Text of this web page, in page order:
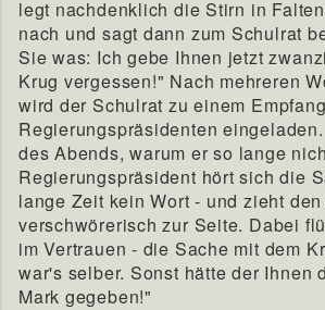
legt nachdenklich die Stirn in
nach und sagt dann zum Schulrat
Sie was: Ich gebe Ihnen jetzt
Krug vergessen!" Nach mehreren
wird der Schulrat zu einem
Regierungspräsidenten
des Abends, warum er so lange
Regierungspräsident hört sich die
lange Zeit kein Wort - und zieht
verschwörerisch zur Seite. Dabei
im Vertrauen - die Sache mit dem
war's selber. Sonst hätte der Ihnen
Mark gegeben!"